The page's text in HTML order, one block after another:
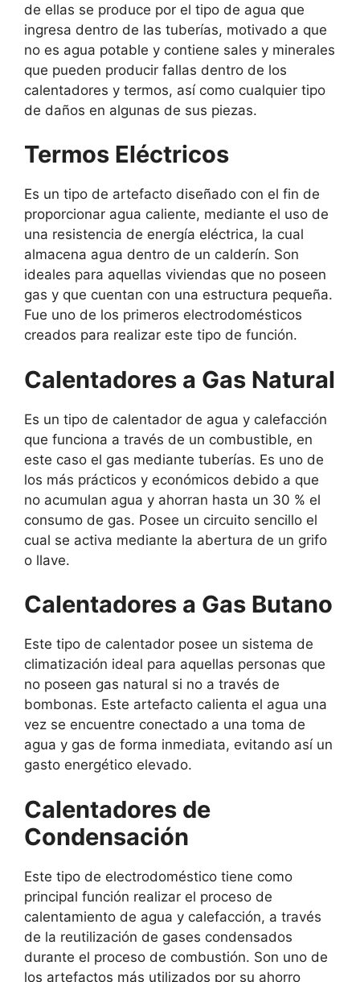
de ellas se produce por el tipo de agua que
ingresa dentro de las tuberías, motivado a que
no es agua potable y contiene sales y minerales
que pueden producir fallas dentro de los
calentadores y termos, así como cualquier tipo
de daños en algunas de sus piezas.
Termos Eléctricos
Es un tipo de artefacto diseñado con el fin de
proporcionar agua caliente, mediante el uso de
una resistencia de energía eléctrica, la cual
almacena agua dentro de un calderín. Son
ideales para aquellas viviendas que no poseen
gas y que cuentan con una estructura pequeña.
Fue uno de los primeros electrodomésticos
creados para realizar este tipo de función.
Calentadores a Gas Natural
Es un tipo de calentador de agua y calefacción
que funciona a través de un combustible, en
este caso el gas mediante tuberías. Es uno de
los más prácticos y económicos debido a que
no acumulan agua y ahorran hasta un 30 % el
consumo de gas. Posee un circuito sencillo el
cual se activa mediante la abertura de un grifo
o llave.
Calentadores a Gas Butano
Este tipo de calentador posee un sistema de
climatización ideal para aquellas personas que
no poseen gas natural si no a través de
bombonas. Este artefacto calienta el agua una
vez se encuentre conectado a una toma de
agua y gas de forma inmediata, evitando así un
gasto energético elevado.
Calentadores de
Condensación
Este tipo de electrodoméstico tiene como
principal función realizar el proceso de
calentamiento de agua y calefacción, a través
de la reutilización de gases condensados
durante el proceso de combustión. Son uno de
los artefactos más utilizados por su ahorro